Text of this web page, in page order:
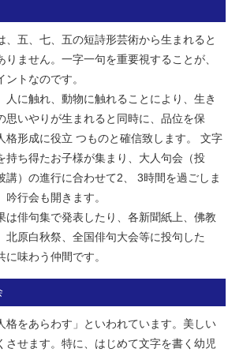
、五、七、五の短詩形芸術から生まれると
りません。一字一句を重要視することが、
トなのです。
人に触れ、動物に触れることにより、生き
思いやりが生まれると同時に、品位を保
格形成に役立 つものと確信致します。 文字
持ち得たお子様が集まり、大人句会（投
講）の進行に合わせて2、 3時間を過ごしま
行会も開きます。
は俳句集で発表したり、各新聞紙上、佛教
北原白秋祭、全国俳句大会等に投句した
に味わう仲間です。
格をあらわす」といわれています。美しい
させます。特に、はじめて文字を書く幼児